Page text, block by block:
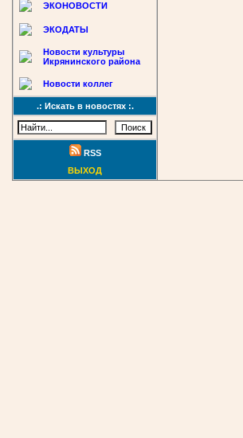
ЭКОНОВОСТИ
ЭКОДАТЫ
Новости культуры
Икрянинского района
Новости коллег
.: Искать в новостях :.
RSS
ВЫХОД